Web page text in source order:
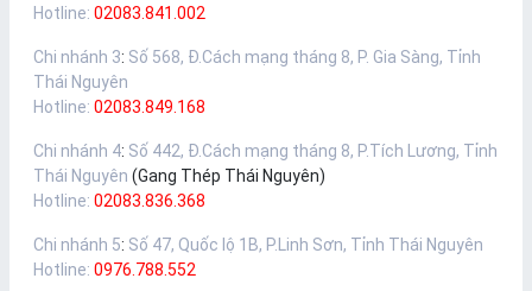
Hotline: 02083.841.002
Chi nhánh 3: Số 568, Đ.Cách mạng tháng 8, P. Gia Sàng, Tỉnh
Thái Nguyên
Hotline: 02083.849.168
Chi nhánh 4: Số 442, Đ.Cách mạng tháng 8, P.Tích Lương, Tỉnh
Thái Nguyên (Gang Thép Thái Nguyên)
Hotline: 02083.836.368
Chi nhánh 5: Số 47, Quốc lộ 1B, P.Linh Sơn, Tỉnh Thái Nguyên
Hotline: 0976.788.552